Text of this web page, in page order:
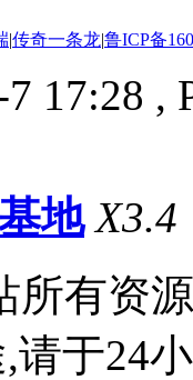
|传奇一条龙|鲁ICP备
17:28 ,
地 X3.4
有资
请于24